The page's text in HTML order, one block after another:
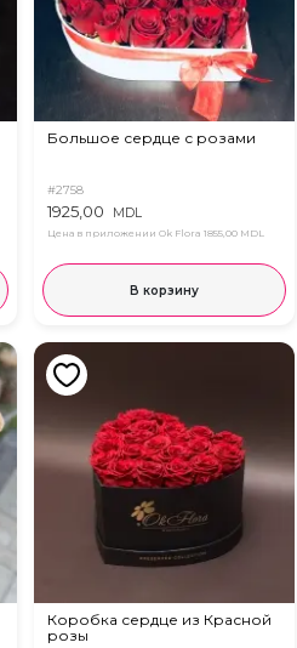
Большое сердце с розами
#2758
1925,00 MDL
Цена в приложении Ok Flora 1855,00 MDL
В корзину
Коробка сердце из Красной
розы